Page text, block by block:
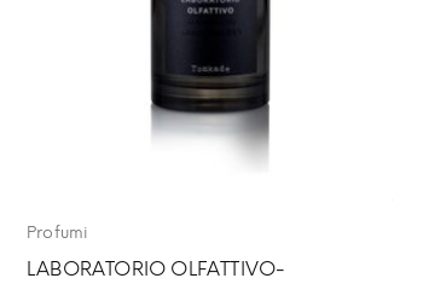
Profumi
LABORATORIO OLFATTIVO-